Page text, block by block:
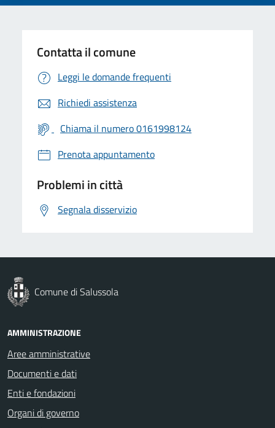
Contatta il comune
Leggi le domande frequenti
Richiedi assistenza
Chiama il numero 0161998124
Prenota appuntamento
Problemi in città
Segnala disservizio
Comune di Salussola
AMMINISTRAZIONE
Aree amministrative
Documenti e dati
Enti e fondazioni
Organi di governo